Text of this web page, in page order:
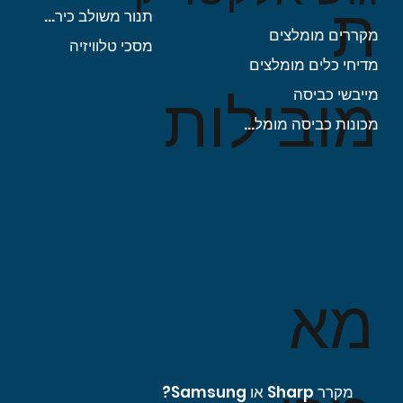
מא
מקרר Sharp או Samsung?
ת
מובילות
תנור משולב כיריים
מסכי טלוויזיה
מקררים מומלצים
מדיחי כלים מומלצים
מייבשי כביסה
מכונות כביסה מומלצות